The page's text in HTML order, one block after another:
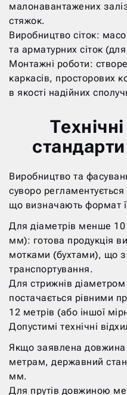
малонавантажених
стяжок.
Виробництво сіток:
та арматурних сіток
Монтажні роботи:
каркасів, просторових
в якості надійних
Виробництво та
суворо
що визначають формат
Для діаметрів менше
мм): готова продукція
мотками (бухтами), що
транспортування.
Для стрижнів
постачається рівними
12 метрів (або іншої
Допустимі технічні
Якщо заявлена довжина
метрам, державний
мм.
Для прутів довжиною